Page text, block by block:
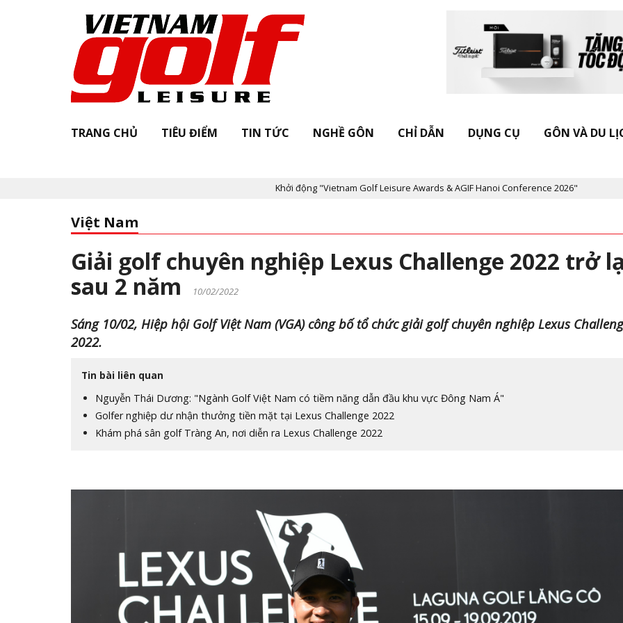
TRANG CHỦ TIÊU ĐIỂM TIN TỨC NGHỀ GÔN CHỈ DẪN DỤNG CỤ GÔN VÀ DU
Khởi động "Vietnam Golf Leisure Awards & AGIF Hanoi Conference 2026" Kỷ niệm 20 năm
Việt Nam
Giải golf chuyên nghiệp Lexus Challenge 2022 trở
sau 2 năm
10/02/2022
Sáng 10/02, Hiệp hội Golf Việt Nam (VGA) công bố tổ chức giải golf chuyên nghiệp Lexus
2022.
Tin bài liên quan
Nguyễn Thái Dương: "Ngành Golf Việt Nam có tiềm năng dẫn đầu khu vực Đông Nam Á"
Golfer nghiệp dư nhận thưởng tiền mặt tại Lexus Challenge 2022
Khám phá sân golf Tràng An, nơi diễn ra Lexus Challenge 2022